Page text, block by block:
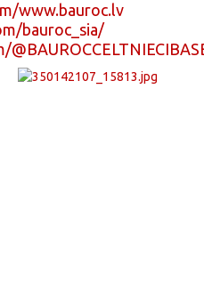
www.bauroc.lv
bauroc_sia/